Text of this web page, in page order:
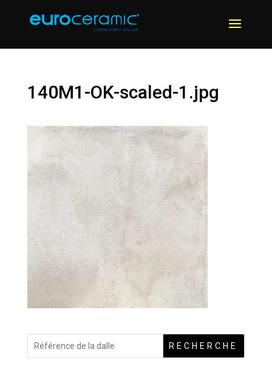
140M1-OK-scaled-1.jpg
RECHERCHE